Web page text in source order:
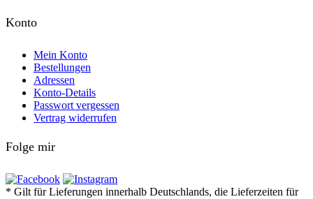
Konto
Mein Konto
Bestellungen
Adressen
Konto-Details
Passwort vergessen
Vertrag widerrufen
Folge mir
* Gilt für Lieferungen innerhalb Deutschlands, die Lieferzeiten für